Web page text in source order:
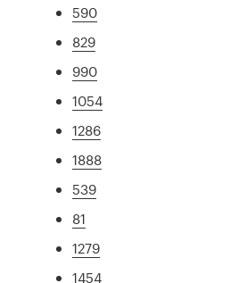
590
829
990
1054
1286
1888
539
81
1279
1454